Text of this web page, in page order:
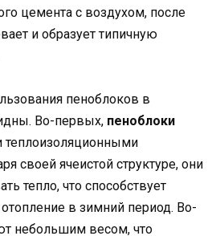
цемента с воздухом, после
и образует типичную
пеноблоков в
Во-первых, пеноблоки
своей ячеистой структуре, они
тепло, что способствует
в зимний период. Во-
небольшим весом, что